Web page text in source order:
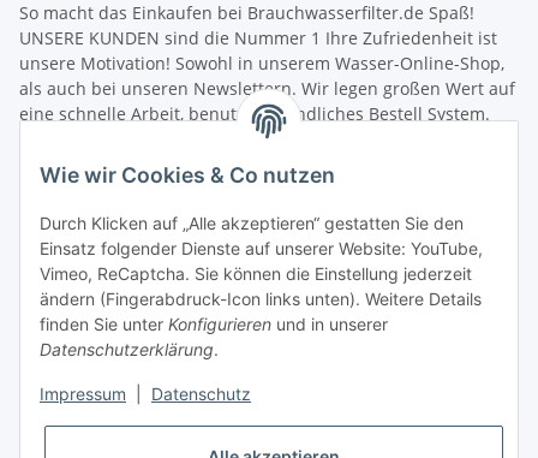
So macht das Einkaufen bei Brauchwasserfilter.de Spaß!
UNSERE KUNDEN sind die Nummer 1 Ihre Zufriedenheit ist
unsere Motivation! Sowohl in unserem Wasser-Online-Shop,
als auch bei unseren Newslettern. Wir legen großen Wert auf
eine schnelle Arbeit, benutzerfreundliches Bestell System.
Unsere Mitarbeiter verfügen über umfangreiches fachliches
Wissen und helfen jedem bei Fragen gerne weiter. Wir freuen
uns über die Zusammenarbeit mit Ihnen sowie die
Zusammenarbeit mit Aquaristik Freunden, Fischzucht und
Angelvereinen.
Schneller Versand! Wir wollen Sie nicht lange warten lassen.
Damit Sie möglichst schnell Ihre neue Filterausrüstung in
Betrieb nehmen können, senden wir Ihre Bestellung sofort
nach dem Zahlungseingang zu. Nach der Bearbeitung Ihrer
Produkt-Bestellung erhalten Sie umgehend eine
Versandbestätigung, in der wir weitere Informationen zum
Wie wir Cookies & Co nutzen
Durch Klicken auf „Alle akzeptieren“ gestatten Sie den
Einsatz folgender Dienste auf unserer Website: YouTube,
Vimeo, ReCaptcha. Sie können die Einstellung jederzeit
ändern (Fingerabdruck-Icon links unten). Weitere Details
finden Sie unter Konfigurieren und in unserer
Datenschutzerklärung.
Impressum Datenschutz